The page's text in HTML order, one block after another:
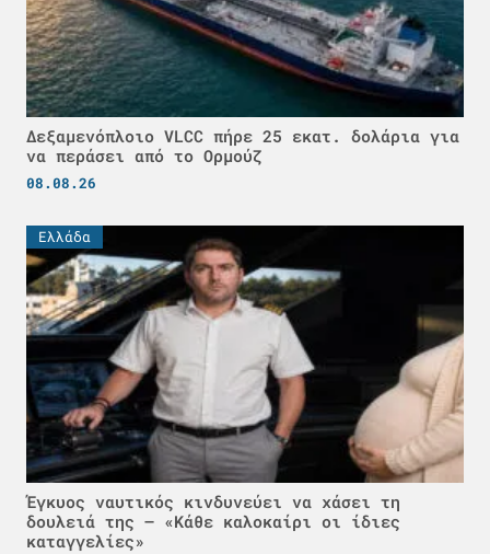
Δεξαμενόπλοιο VLCC πήρε 25 εκατ. δολάρια για
να περάσει από το Ορμούζ
08.08.26
Ελλάδα
Έγκυος ναυτικός κινδυνεύει να χάσει τη
δουλειά της – «Κάθε καλοκαίρι οι ίδιες
καταγγελίες»